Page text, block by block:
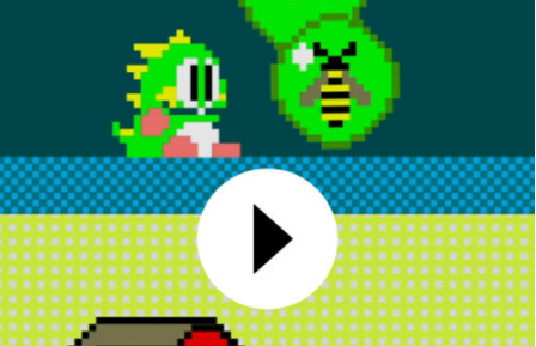
MOTION DESIGN
Carte de vœux 2024